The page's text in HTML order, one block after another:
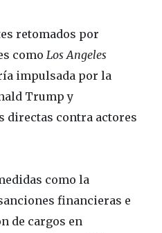
retomados por
como Los Angeles
impulsada por la
Trump y
directas contra actores
como la
financieras e
de cargos en